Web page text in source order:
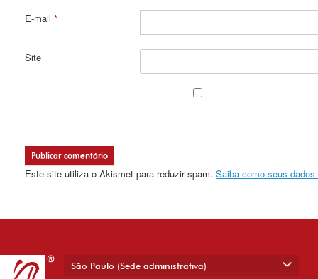
E-mail *
Site
Este site utiliza o Akismet para reduzir spam. Saiba como seus
São Paulo (Sede administrativa)